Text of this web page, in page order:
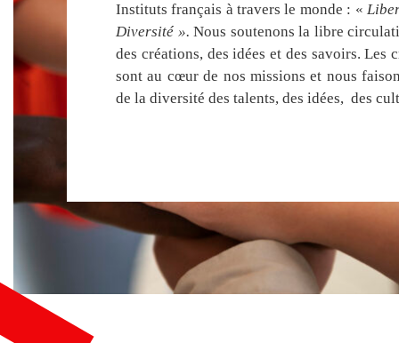
Instituts français à travers le monde : «
Diversité ». Nous soutenons la libre
des créations, des idées et des savoirs. Les
sont au cœur de nos missions et nous
de la diversité des talents, des idées, des